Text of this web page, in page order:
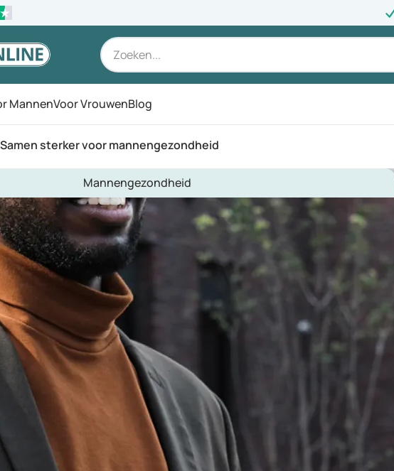
het menu
MannenVoor VrouwenBlog
sterker voor mannengezondheid
Mannengezondheid